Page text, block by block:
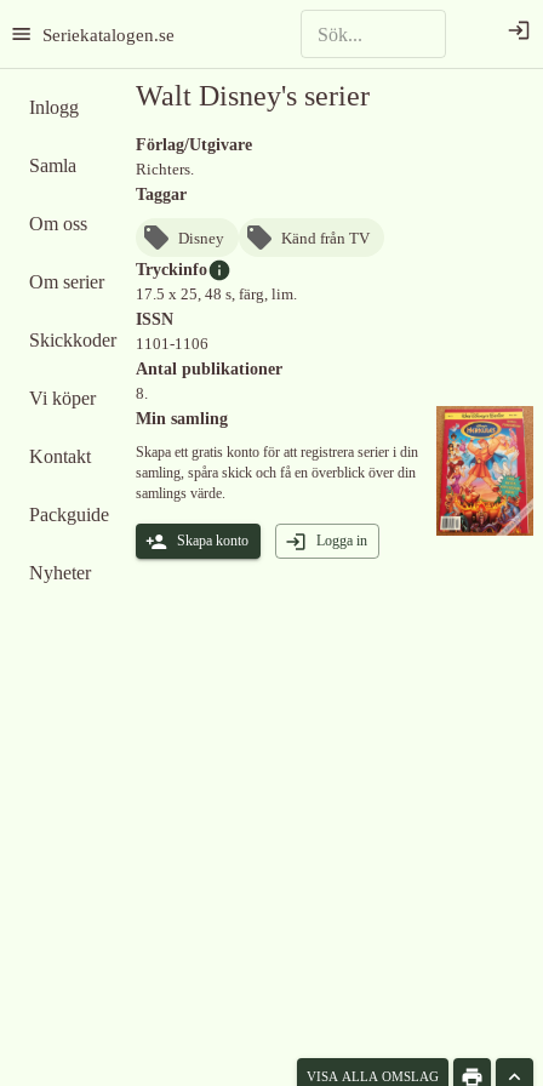
Seriekatalogen.se
Inlogg
Samla
Om oss
Om serier
Skickkoder
Vi köper
Kontakt
Packguide
Nyheter
Walt Disney's serier
Förlag/Utgivare
Richters.
Taggar
Disney
Känd från TV
Tryckinfo
17.5 x 25, 48 s, färg, lim.
ISSN
1101-1106
Antal publikationer
8.
Min samling
Skapa ett gratis konto för att registrera serier i din
samling, spåra skick och få en överblick över din
samlings värde.
Skapa konto Logga in
VISA ALLA OMSLAG